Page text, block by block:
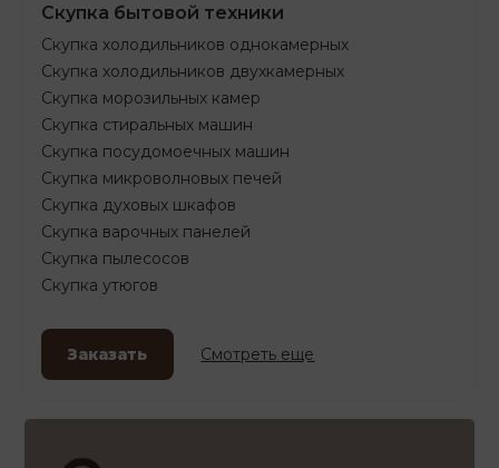
Скупка бытовой техники
Скупка холодильников однокамерных
Скупка холодильников двухкамерных
Скупка морозильных камер
Скупка стиральных машин
Скупка посудомоечных машин
Скупка микроволновых печей
Скупка духовых шкафов
Скупка варочных панелей
Скупка пылесосов
Скупка утюгов
Заказать Смотреть еще